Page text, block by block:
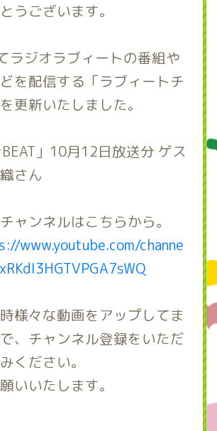
うございます。
ラジオラブィートの番組や
を配信する「ラブィートチ
更新いたしました。
」10月12日放送分 ゲス
さん
ャンネルはこちらから。
www.youtube.com/channe
様々な動画をアップしてま
、チャンネル登録をいただ
ください。
いいたします。